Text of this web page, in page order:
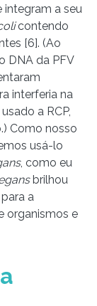
integram a seu
contendo
[6]. (Ao
DNA da PFV
interferia na
a RCP,
Como nosso
usá-lo
, como eu
brilhou
a
organismos e